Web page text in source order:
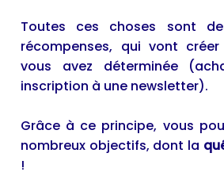
Toutes ces choses sont
récompenses, qui vont
vous avez déterminée
inscription à une newsletter).
Grâce à ce principe, vous
nombreux objectifs, dont la
!